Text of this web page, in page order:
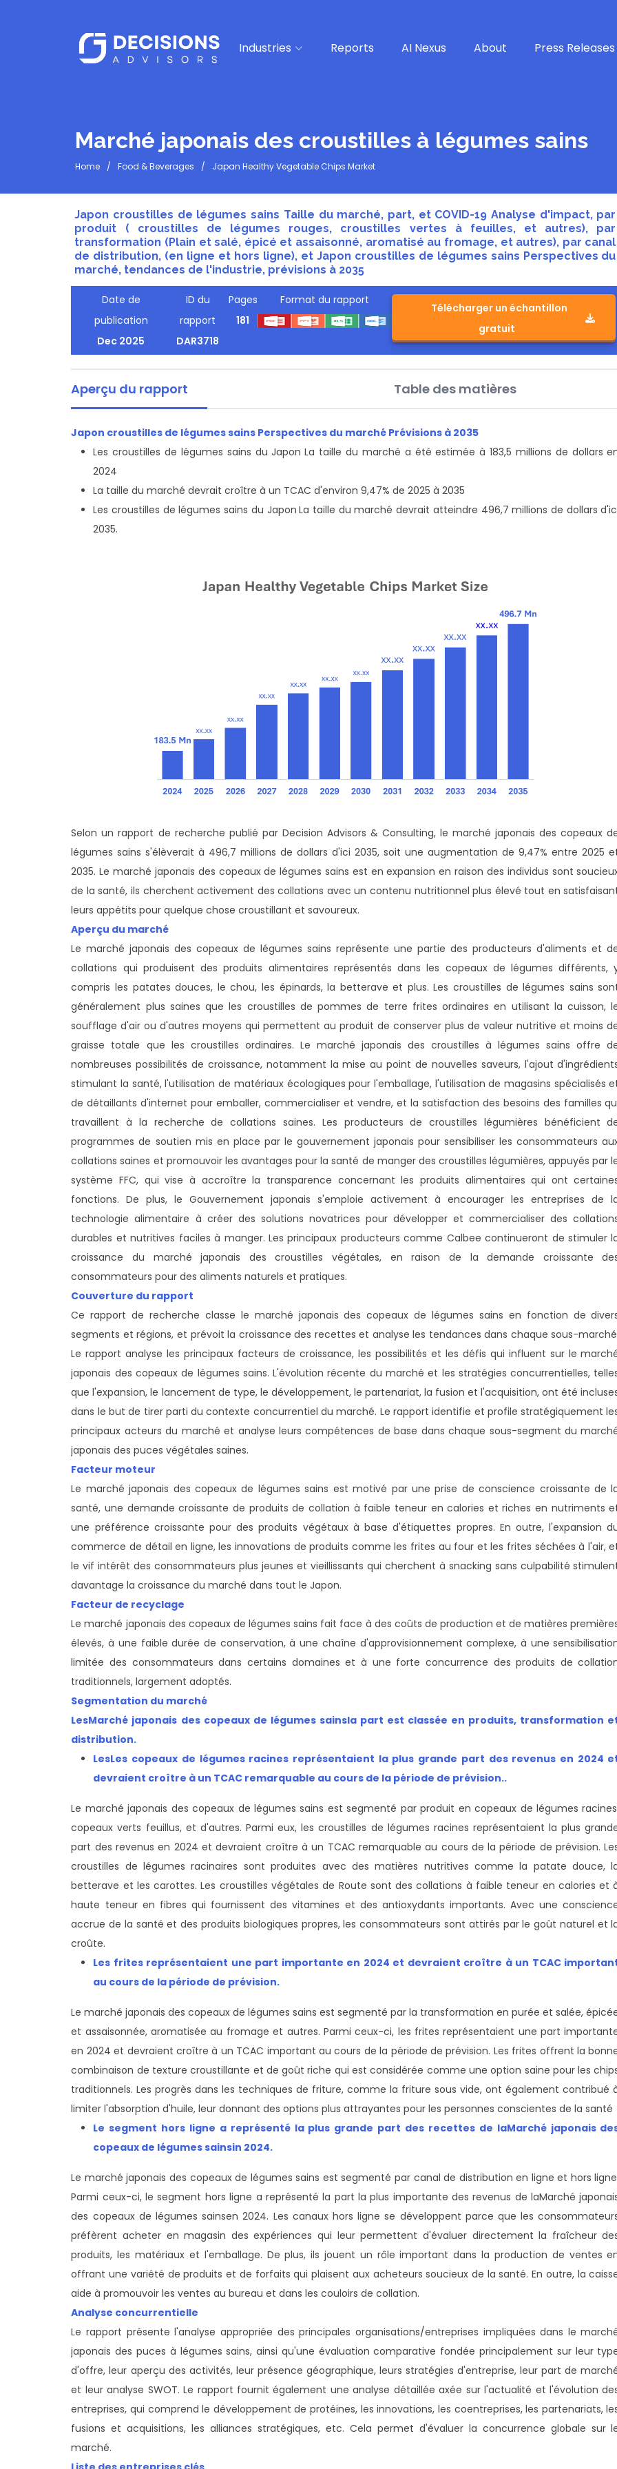
Industries Reports AI Nexus About Press Releases
Marché japonais des croustilles à légumes sains
Home Food & Beverages Japan Healthy Vegetable Chips Market
Japon croustilles de légumes sains Taille du marché, part, et COVID-19 Analyse d'impact, par
produit ( croustilles de légumes rouges, croustilles vertes à feuilles, et autres), par
transformation (Plain et salé, épicé et assaisonné, aromatisé au fromage, et autres), par canal
de distribution, (en ligne et hors ligne), et Japon croustilles de légumes sains Perspectives du
marché, tendances de l'industrie, prévisions à 2035
Date de
publication
Dec 2025
ID du
rapport
DAR3718
Pages
181
Format du rapport
Télécharger un échantillon
gratuit
Aperçu du rapport Table des matières
Japon croustilles de légumes sains Perspectives du marché Prévisions à 2035
Les croustilles de légumes sains du Japon La taille du marché a été estimée à 183,5 millions de dollars
2024
La taille du marché devrait croître à un TCAC d'environ 9,47% de 2025 à 2035
Les croustilles de légumes sains du Japon La taille du marché devrait atteindre 496,7 millions de dollars
2035.
Selon un rapport de recherche publié par Decision Advisors & Consulting, le marché japonais des copeaux
légumes sains s'élèverait à 496,7 millions de dollars d'ici 2035, soit une augmentation de 9,47% entre 2025
2035. Le marché japonais des copeaux de légumes sains est en expansion en raison des individus sont
de la santé, ils cherchent activement des collations avec un contenu nutritionnel plus élevé tout en
leurs appétits pour quelque chose croustillant et savoureux.
Aperçu du marché
Le marché japonais des copeaux de légumes sains représente une partie des producteurs d'aliments et
collations qui produisent des produits alimentaires représentés dans les copeaux de légumes différents,
compris les patates douces, le chou, les épinards, la betterave et plus. Les croustilles de légumes sains
généralement plus saines que les croustilles de pommes de terre frites ordinaires en utilisant la cuisson,
soufflage d'air ou d'autres moyens qui permettent au produit de conserver plus de valeur nutritive et moins
graisse totale que les croustilles ordinaires. Le marché japonais des croustilles à légumes sains offre
nombreuses possibilités de croissance, notamment la mise au point de nouvelles saveurs, l'ajout
stimulant la santé, l'utilisation de matériaux écologiques pour l'emballage, l'utilisation de magasins spécialisés
de détaillants d'internet pour emballer, commercialiser et vendre, et la satisfaction des besoins des familles
travaillent à la recherche de collations saines. Les producteurs de croustilles légumières bénéficient
programmes de soutien mis en place par le gouvernement japonais pour sensibiliser les consommateurs
collations saines et promouvoir les avantages pour la santé de manger des croustilles légumières, appuyés par
système FFC, qui vise à accroître la transparence concernant les produits alimentaires qui ont
fonctions. De plus, le Gouvernement japonais s'emploie activement à encourager les entreprises de
technologie alimentaire à créer des solutions novatrices pour développer et commercialiser des
durables et nutritives faciles à manger. Les principaux producteurs comme Calbee continueront de stimuler
croissance du marché japonais des croustilles végétales, en raison de la demande croissante
consommateurs pour des aliments naturels et pratiques.
Couverture du rapport
Ce rapport de recherche classe le marché japonais des copeaux de légumes sains en fonction de
segments et régions, et prévoit la croissance des recettes et analyse les tendances dans chaque sous-
Le rapport analyse les principaux facteurs de croissance, les possibilités et les défis qui influent sur le
japonais des copeaux de légumes sains. L'évolution récente du marché et les stratégies concurrentielles,
que l'expansion, le lancement de type, le développement, le partenariat, la fusion et l'acquisition, ont été
dans le but de tirer parti du contexte concurrentiel du marché. Le rapport identifie et profile stratégiquement
principaux acteurs du marché et analyse leurs compétences de base dans chaque sous-segment du
japonais des puces végétales saines.
Facteur moteur
Le marché japonais des copeaux de légumes sains est motivé par une prise de conscience croissante de
santé, une demande croissante de produits de collation à faible teneur en calories et riches en nutriments
une préférence croissante pour des produits végétaux à base d'étiquettes propres. En outre, l'expansion
commerce de détail en ligne, les innovations de produits comme les frites au four et les frites séchées à l'air,
le vif intérêt des consommateurs plus jeunes et vieillissants qui cherchent à snacking sans culpabilité
davantage la croissance du marché dans tout le Japon.
Facteur de recyclage
Le marché japonais des copeaux de légumes sains fait face à des coûts de production et de matières
élevés, à une faible durée de conservation, à une chaîne d'approvisionnement complexe, à une
limitée des consommateurs dans certains domaines et à une forte concurrence des produits de
traditionnels, largement adoptés.
Segmentation du marché
LesMarché japonais des copeaux de légumes sainsla part est classée en produits, transformation
distribution.
LesLes copeaux de légumes racines représentaient la plus grande part des revenus en 2024
devraient croître à un TCAC remarquable au cours de la période de prévision..
Le marché japonais des copeaux de légumes sains est segmenté par produit en copeaux de légumes
copeaux verts feuillus, et d'autres. Parmi eux, les croustilles de légumes racines représentaient la plus
part des revenus en 2024 et devraient croître à un TCAC remarquable au cours de la période de prévision.
croustilles de légumes racinaires sont produites avec des matières nutritives comme la patate douce,
betterave et les carottes. Les croustilles végétales de Route sont des collations à faible teneur en calories et
haute teneur en fibres qui fournissent des vitamines et des antioxydants importants. Avec une
accrue de la santé et des produits biologiques propres, les consommateurs sont attirés par le goût naturel et
croûte.
Les frites représentaient une part importante en 2024 et devraient croître à un TCAC
au cours de la période de prévision.
Le marché japonais des copeaux de légumes sains est segmenté par la transformation en purée et salée,
et assaisonnée, aromatisée au fromage et autres. Parmi ceux-ci, les frites représentaient une part
en 2024 et devraient croître à un TCAC important au cours de la période de prévision. Les frites offrent la
combinaison de texture croustillante et de goût riche qui est considérée comme une option saine pour les
traditionnels. Les progrès dans les techniques de friture, comme la friture sous vide, ont également contribué
limiter l'absorption d'huile, leur donnant des options plus attrayantes pour les personnes conscientes de la santé
Le segment hors ligne a représenté la plus grande part des recettes de laMarché japonais
copeaux de légumes sainsin 2024.
Le marché japonais des copeaux de légumes sains est segmenté par canal de distribution en ligne et hors
Parmi ceux-ci, le segment hors ligne a représenté la part la plus importante des revenus de laMarché
des copeaux de légumes sainsen 2024. Les canaux hors ligne se développent parce que les
préfèrent acheter en magasin des expériences qui leur permettent d'évaluer directement la fraîcheur
produits, les matériaux et l'emballage. De plus, ils jouent un rôle important dans la production de ventes
offrant une variété de produits et de forfaits qui plaisent aux acheteurs soucieux de la santé. En outre, la
aide à promouvoir les ventes au bureau et dans les couloirs de collation.
Analyse concurrentielle
Le rapport présente l'analyse appropriée des principales organisations/entreprises impliquées dans le
japonais des puces à légumes sains, ainsi qu'une évaluation comparative fondée principalement sur leur
d'offre, leur aperçu des activités, leur présence géographique, leurs stratégies d'entreprise, leur part de
et leur analyse SWOT. Le rapport fournit également une analyse détaillée axée sur l'actualité et l'évolution
entreprises, qui comprend le développement de protéines, les innovations, les coentreprises, les partenariats,
fusions et acquisitions, les alliances stratégiques, etc. Cela permet d'évaluer la concurrence globale sur
marché.